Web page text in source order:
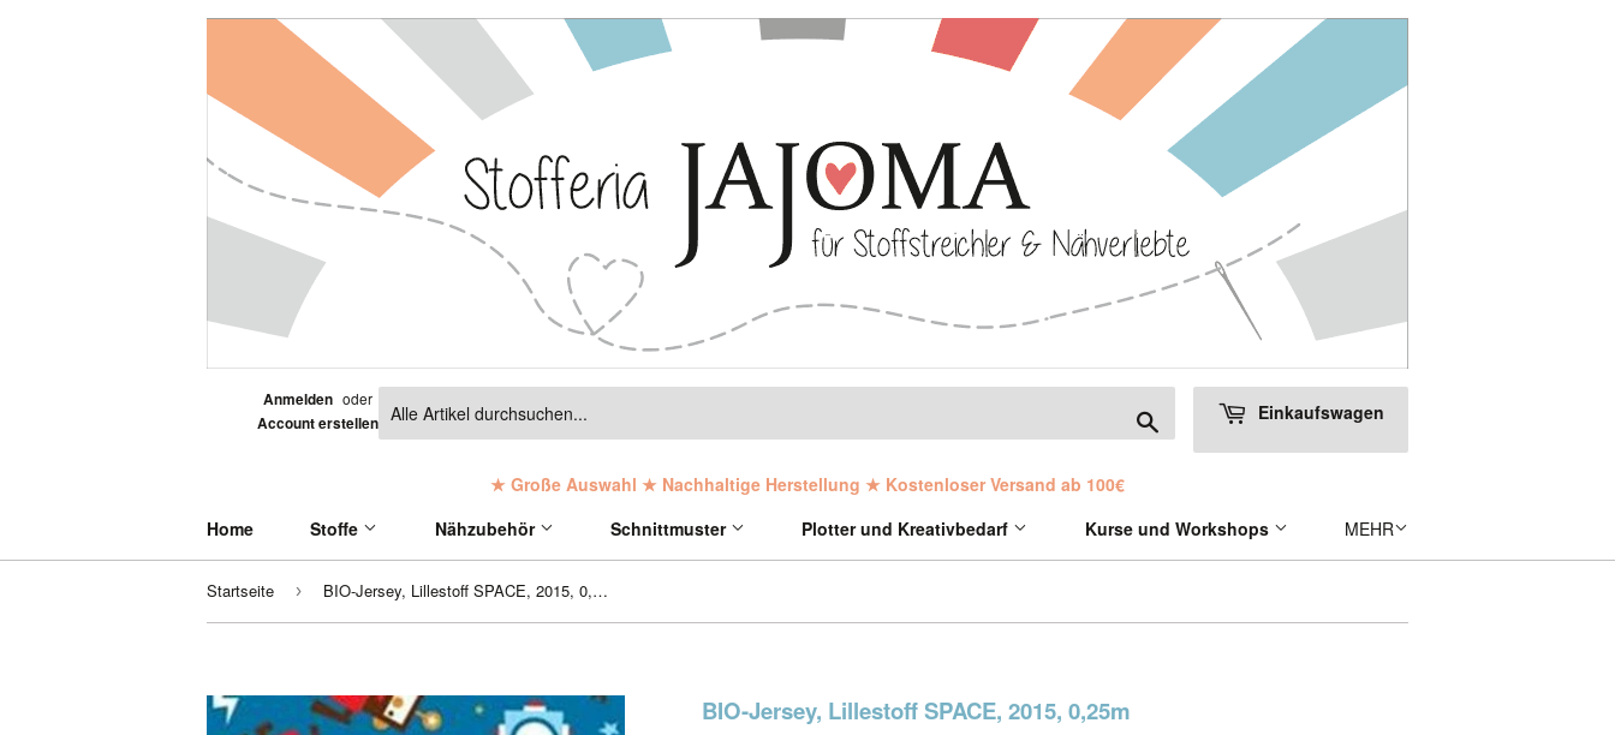
Anmelden oder
Account erstellen
Einkaufswagen
★ Große Auswahl ★ Nachhaltige Herstellung ★ Kostenloser Versand ab 100€
Home
Stoffe Nähzubehör Schnittmuster Plotter und Kreativbedarf Kurse und Workshops MEHR
Startseite › BIO-Jersey, Lillestoff SPACE, 2015, 0,25m
BIO-Jersey, Lillestoff SPACE, 2015, 0,25m